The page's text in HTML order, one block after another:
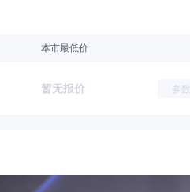
本市最低价
暂无报价 参数